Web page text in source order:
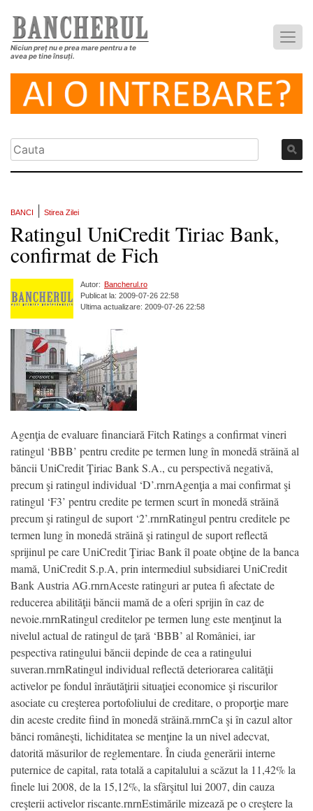
Niciun preț nu e prea mare pentru a te
avea pe tine însuți.
BANCI Stirea Zilei
Ratingul UniCredit Tiriac Bank,
confirmat de Fich
Autor: Bancherul.ro
Publicat la: 2009-07-26 22:58
Ultima actualizare: 2009-07-26 22:58
Agenţia de evaluare financiară Fitch Ratings a confirmat vineri
ratingul ‘BBB’ pentru credite pe termen lung în monedă străină al
băncii UniCredit Ţiriac Bank S.A., cu perspectivă negativă,
precum şi ratingul individual ‘D’.rnrnAgenţia a mai confirmat şi
ratingul ‘F3’ pentru credite pe termen scurt în monedă străină
precum şi ratingul de suport ‘2’.rnrnRatingul pentru creditele pe
termen lung în monedă străină şi ratingul de suport reflectă
sprijinul pe care UniCredit Ţiriac Bank îl poate obţine de la banca
mamă, UniCredit S.p.A, prin intermediul subsidiarei UniCredit
Bank Austria AG.rnrnAceste ratinguri ar putea fi afectate de
reducerea abilităţii băncii mamă de a oferi sprijin în caz de
nevoie.rnrnRatingul creditelor pe termen lung este menţinut la
nivelul actual de ratingul de ţară ‘BBB’ al României, iar
pespectiva ratingului băncii depinde de cea a ratingului
suveran.rnrnRatingul individual reflectă deteriorarea calităţii
activelor pe fondul înrăutăţirii situaţiei economice şi riscurilor
asociate cu creşterea portofoliului de creditare, o proporţie mare
din aceste credite fiind în monedă străină.rnrnCa şi în cazul altor
bănci româneşti, lichiditatea se menţine la un nivel adecvat,
datorită măsurilor de reglementare. În ciuda generării interne
puternice de capital, rata totală a capitalului a scăzut la 11,42% la
finele lui 2008, de la 15,12%, la sfârşitul lui 2007, din cauza
creşterii activelor riscante.rnrnEstimările mizează pe o creştere la